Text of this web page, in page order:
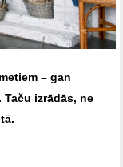
– gan
izrādās, ne